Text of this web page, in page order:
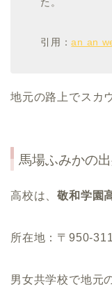
引用：an an
地元の路上でスカ
馬場ふみかの
高校は、敬和学園
所在地：〒950-
男女共学校で地元